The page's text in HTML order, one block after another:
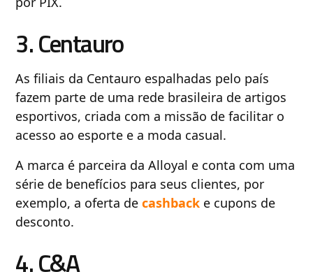
3. Centauro
As filiais da Centauro espalhadas pelo país
fazem parte de uma rede brasileira de artigos
esportivos, criada com a missão de facilitar o
acesso ao esporte e a moda casual.
A marca é parceira da Alloyal e conta com uma
série de benefícios para seus clientes, por
exemplo, a oferta de cashback e cupons de
desconto.
4. C&A